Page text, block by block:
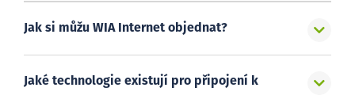
Jak si můžu WIA Internet objednat?
Jaké technologie existují pro připojení k